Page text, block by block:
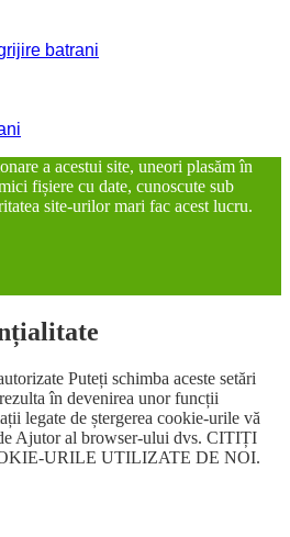
batrani
a acestui site, uneori plasăm în
fișiere cu date, cunoscute sub
site-urilor mari fac acest lucru.
Puteți schimba aceste setări
în devenirea unor funcții
legate de ștergerea cookie-urile vă
Ajutor al browser-ului dvs. CITIȚI
URILE UTILIZATE DE NOI.